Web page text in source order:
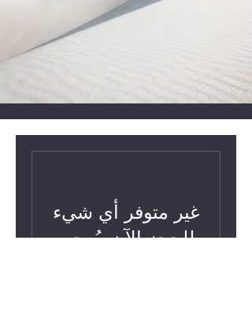
غير متوفر أي شيء
للحجز الآن. يُرجى